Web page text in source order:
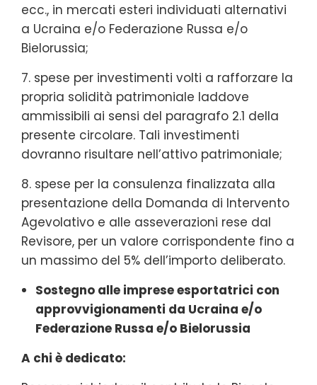
ecc., in mercati esteri individuati alternativi
a Ucraina e/o Federazione Russa e/o
Bielorussia;
7. spese per investimenti volti a rafforzare la
propria solidità patrimoniale laddove
ammissibili ai sensi del paragrafo 2.1 della
presente circolare. Tali investimenti
dovranno risultare nell’attivo patrimoniale;
8. spese per la consulenza finalizzata alla
presentazione della Domanda di Intervento
Agevolativo e alle asseverazioni rese dal
Revisore, per un valore corrispondente fino a
un massimo del 5% dell’importo deliberato.
Sostegno alle imprese esportatrici con
approvvigionamenti da Ucraina e/o
Federazione Russa e/o Bielorussia
A chi è dedicato: